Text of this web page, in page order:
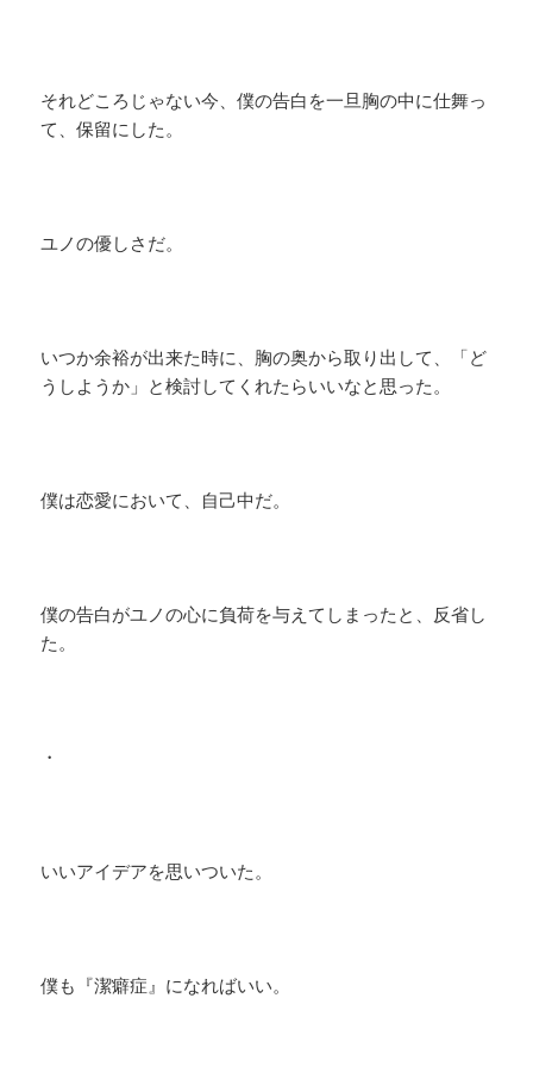
それどころじゃない今、僕の告白を一旦胸の中に仕舞っ
て、保留にした。
ユノの優しさだ。
いつか余裕が出来た時に、胸の奥から取り出して、「ど
うしようか」と検討してくれたらいいなと思った。
僕は恋愛において、自己中だ。
僕の告白がユノの心に負荷を与えてしまったと、反省し
た。
・
いいアイデアを思いついた。
僕も『潔癖症』になればいい。